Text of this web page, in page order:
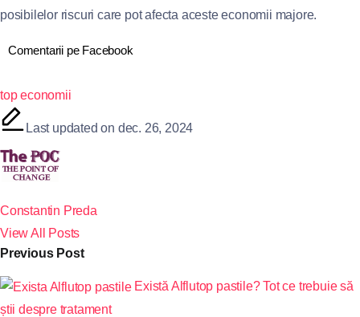
posibilelor riscuri care pot afecta aceste economii majore.
Comentarii pe Facebook
top economii
Last updated on dec. 26, 2024
Constantin Preda
View All Posts
Previous Post
Există Alflutop pastile? Tot ce trebuie să
știi despre tratament